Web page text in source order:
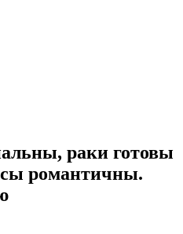
раки готовы
романтичны.